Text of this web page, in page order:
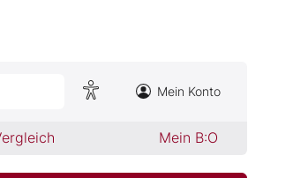
Mein Konto
Mein B:O